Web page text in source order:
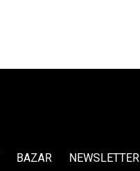
BAZAR NEWSLETTER